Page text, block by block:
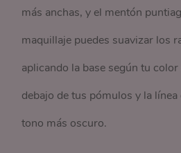
más anchas, y el mentón
maquillaje puedes suavizar los
aplicando la base según tu
debajo de tus pómulos y la
tono más oscuro.